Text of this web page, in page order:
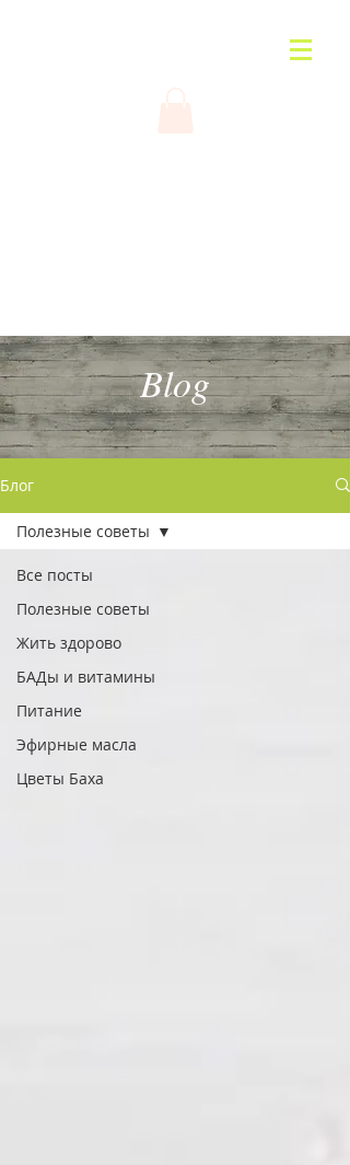
Blog
Блог
Все посты
Полезные советы
Жить здорово
БАДы и витамины
Питание
Эфирные масла
Цветы Баха
Полезные советы